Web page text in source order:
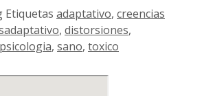
Etiquetas adaptativo, creencias
, distorsiones,
psicologia, sano, toxico